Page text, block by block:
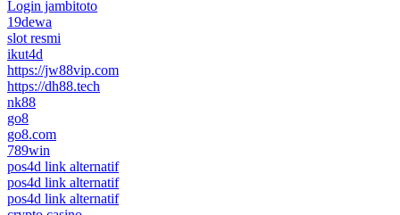
Login jambitoto
19dewa
slot resmi
ikut4d
https://jw88vip.com
https://dh88.tech
nk88
go8
go8.com
789win
pos4d link alternatif
pos4d link alternatif
pos4d link alternatif